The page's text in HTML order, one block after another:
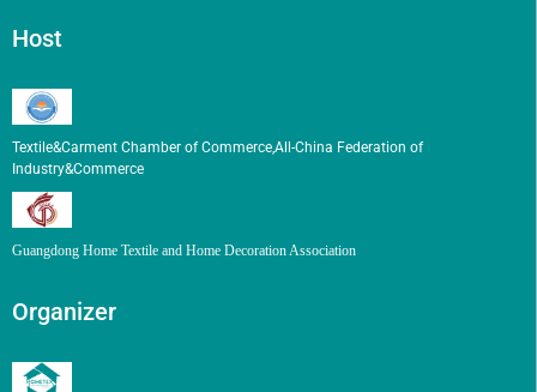
Host
Textile&Carment Chamber of Commerce,All-China Federation of
Industry&Commerce
Guangdong Home Textile and Home Decoration Association
Organizer